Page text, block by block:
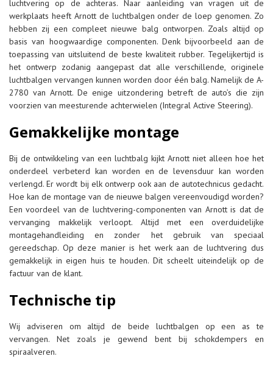
luchtvering op de achteras. Naar aanleiding van vragen uit de
werkplaats heeft Arnott de luchtbalgen onder de loep genomen. Zo
hebben zij een compleet nieuwe balg ontworpen. Zoals altijd op
basis van hoogwaardige componenten. Denk bijvoorbeeld aan de
toepassing van uitsluitend de beste kwaliteit rubber. Tegelijkertijd is
het ontwerp zodanig aangepast dat alle verschillende, originele
luchtbalgen vervangen kunnen worden door één balg. Namelijk de A-
2780 van Arnott. De enige uitzondering betreft de auto’s die zijn
voorzien van meesturende achterwielen (Integral Active Steering).
Gemakkelijke montage
Bij de ontwikkeling van een luchtbalg kijkt Arnott niet alleen hoe het
onderdeel verbeterd kan worden en de levensduur kan worden
verlengd. Er wordt bij elk ontwerp ook aan de autotechnicus gedacht.
Hoe kan de montage van de nieuwe balgen vereenvoudigd worden?
Een voordeel van de luchtvering-componenten van Arnott is dat de
vervanging makkelijk verloopt. Altijd met een overduidelijke
montagehandleiding en zonder het gebruik van speciaal
gereedschap. Op deze manier is het werk aan de luchtvering dus
gemakkelijk in eigen huis te houden. Dit scheelt uiteindelijk op de
factuur van de klant.
Technische tip
Wij adviseren om altijd de beide luchtbalgen op een as te
vervangen. Net zoals je gewend bent bij schokdempers en
spiraalveren.